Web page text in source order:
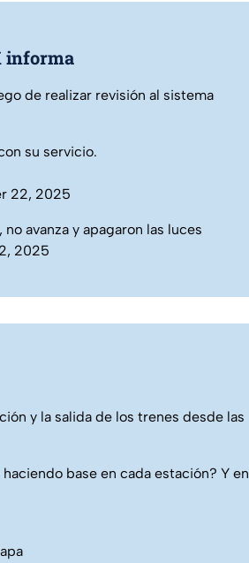
informa
de realizar revisión al sistema
su servicio.
22, 2025
avanza y apagaron las luces
2025
y la salida de los trenes desde las
base en cada estación? Y en